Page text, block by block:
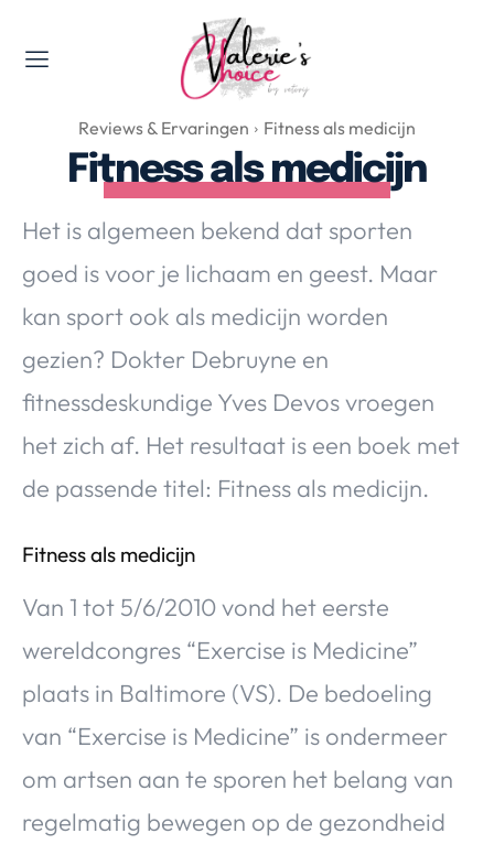
Valerie's Topics
Travel & Culture
Food & Drinks
Lifestyle, Sport & Duurzaamheid
Gadgets & Tech
Top 5 van Valerie
Health & Beauty
Huis & Tuin
Nieuws & Media
Over Valerie
Contact
VALERIE'S CHOICE
Food & Drinks Health & Beauty Gadgets
Huis & Tuin
Travel
Lifestyle
Reviews & Ervaringen Fitness als medicijn
Fitness als medicijn
Het is algemeen bekend dat sporten
goed is voor je lichaam en geest. Maar
kan sport ook als medicijn worden
gezien? Dokter Debruyne en
fitnessdeskundige Yves Devos vroegen
het zich af. Het resultaat is een boek met
de passende titel: Fitness als medicijn.
Fitness als medicijn
Van 1 tot 5/6/2010 vond het eerste
wereldcongres “Exercise is Medicine”
plaats in Baltimore (VS). De bedoeling
van “Exercise is Medicine” is ondermeer
om artsen aan te sporen het belang van
regelmatig bewegen op de gezondheid